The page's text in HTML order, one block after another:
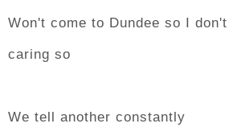
Won't come to Dundee so I
caring so
We tell another constantly